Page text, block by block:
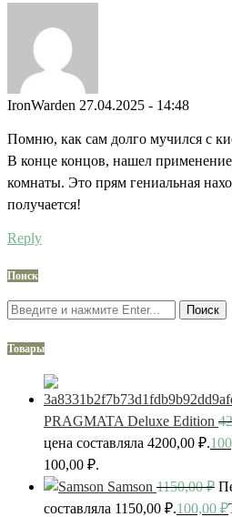
IronWarden 27.04.2025 - 14:48
Помню, как сам долго мучился с
В конце концов, нашел
комнаты. Это прям гениальная
получается!
Reply
Поиск
Поиск
Товары
PRAGMATA Deluxe Edition
цена составляла 4200,00 ₽.
100,00 ₽.
Samson 1150,00₽
составляла 1150,00 ₽.100,00 ₽